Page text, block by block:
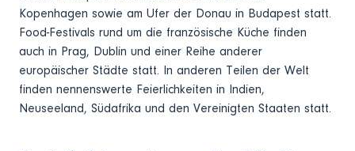
Kopenhagen sowie am Ufer der Donau in Budapest statt.
Food-Festivals rund um die französische Küche finden
auch in Prag, Dublin und einer Reihe anderer
europäischer Städte statt. In anderen Teilen der Welt
finden nennenswerte Feierlichkeiten in Indien,
Neuseeland, Südafrika und den Vereinigten Staaten statt.